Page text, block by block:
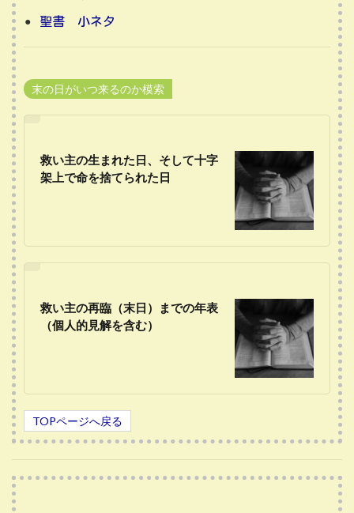
聖書 小ネタ
末の日がいつ来るのか模索
救い主の生まれた日、そして十字
架上で命を捨てられた日
救い主の再臨（末日）までの年表
（個人的見解を含む）
TOPページへ戻る